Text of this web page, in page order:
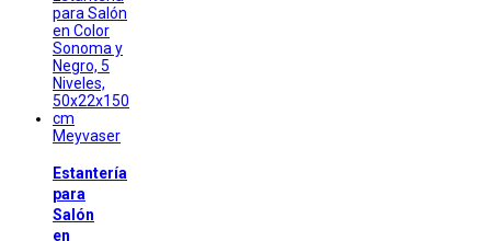
Meyvaser
Estantería
para
Salón
en